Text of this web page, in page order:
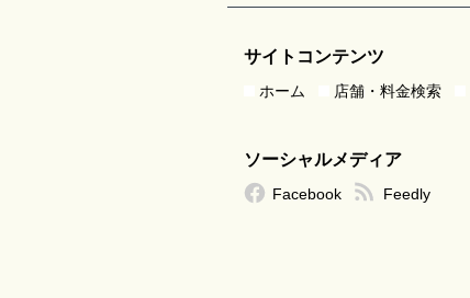
サイトコンテンツ
ホーム 店舗・料金検索
ソーシャルメディア
Facebook Feedly